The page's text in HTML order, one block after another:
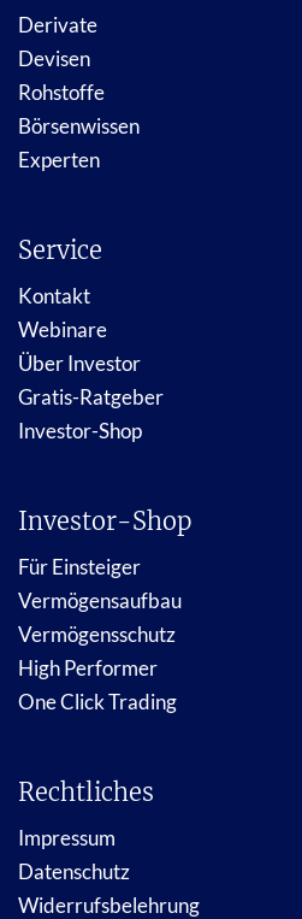
Derivate
Devisen
Rohstoffe
Börsenwissen
Experten
Service
Kontakt
Webinare
Über Investor
Gratis-Ratgeber
Investor-Shop
Investor-Shop
Für Einsteiger
Vermögensaufbau
Vermögensschutz
High Performer
One Click Trading
Rechtliches
Impressum
Datenschutz
Widerrufsbelehrung